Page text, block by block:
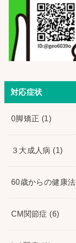
対応症状
0脚矯正 (1)
３大成人病 (1)
60歳からの健康法
CM関節症 (6)